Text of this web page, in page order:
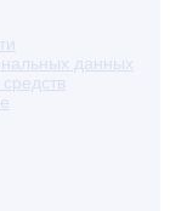
данных